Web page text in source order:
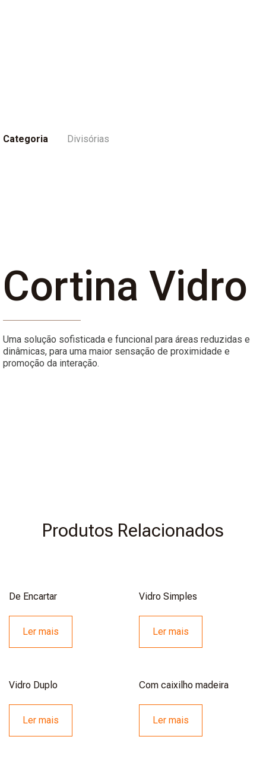
Categoria Divisórias
Cortina Vidro
Uma solução sofisticada e funcional para áreas reduzidas e
dinâmicas, para uma maior sensação de proximidade e
promoção da interação.
Produtos Relacionados
De Encartar
Ler mais
Vidro Simples
Ler mais
Vidro Duplo
Ler mais
Com caixilho madeira
Ler mais